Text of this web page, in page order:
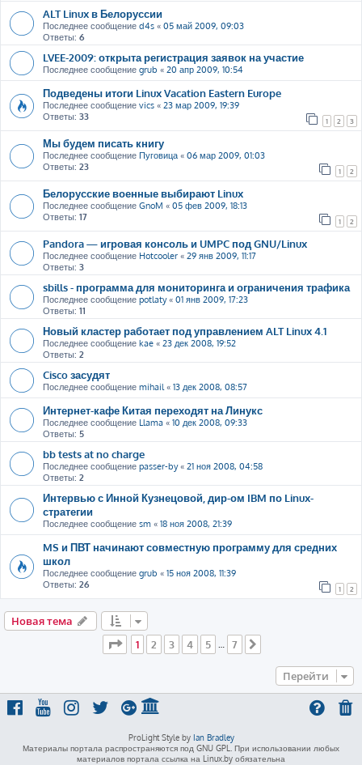
ALT Linux в Белоруссии
Последнее сообщение d4s « 05 май 2009, 09:03
Ответы: 6
LVEE-2009: открыта регистрация заявок на участие
Последнее сообщение grub « 20 апр 2009, 10:54
Подведены итоги Linux Vacation Eastern Europe
Последнее сообщение vics « 23 мар 2009, 19:39
Ответы: 33 1 2 3
Мы будем писать книгу
Последнее сообщение Пуговица « 06 мар 2009, 01:03
Ответы: 23 1 2
Белорусские военные выбирают Linux
Последнее сообщение GnoM « 05 фев 2009, 18:13
Ответы: 17 1 2
Pandora — игровая консоль и UMPC под GNU/Linux
Последнее сообщение Hotcooler « 29 янв 2009, 11:17
Ответы: 3
sbills - программа для мониторинга и ограничения трафика
Последнее сообщение potlaty« 01 янв 2009, 17:23
Ответы: 11
Новый кластер работает под управлением ALT Linux 4.1
Последнее сообщение kae « 23 дек 2008, 19:52
Ответы: 2
Cisco засудят
Последнее сообщение mihail« 13 дек 2008, 08:57
Интернет-кафе Китая переходят на Линукс
Последнее сообщение Llama « 10 дек 2008, 09:33
Ответы: 5
bb tests at no charge
Последнее сообщение passer-by« 21 ноя 2008, 04:58
Ответы: 2
Интервью с Инной Кузнецовой, дир-ом IBM по Linux-
стратегии
Последнее сообщение sm « 18 ноя 2008, 21:39
MS и ПВТ начинают совместную программу для средних
школ
Последнее сообщение grub « 15 ноя 2008, 11:39
Ответы: 26 1 2
Новая тема
Страница
из
1 2 3 4 5 … 7
Перейти
ProLight Style by Ian Bradley
Материалы портала распространяются под GNU GPL. При использовании любых
материалов портала ссылка на Linux.by обязательна